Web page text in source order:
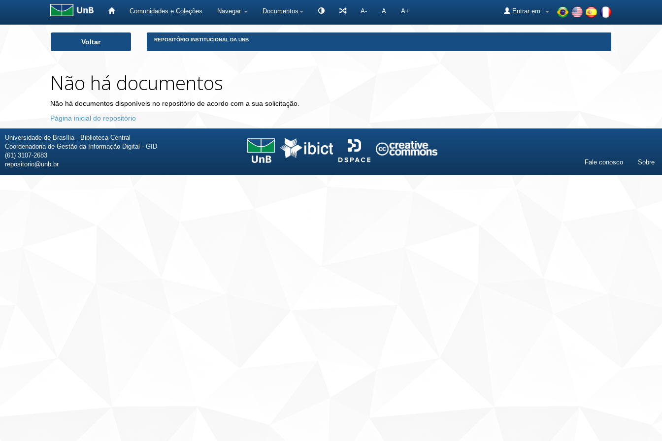
Comunidades e Coleções Navegar Documentos A- A A+ Entrar em:
Voltar REPOSITÓRIO INSTITUCIONAL DA UNB
Não há documentos
Não há documentos disponíveis no repositório de acordo com a sua solicitação.
Página inicial do repositório
Universidade de Brasília - Biblioteca Central
Coordenadoria de Gestão da Informação Digital - GID
(61) 3107-2683
repositorio@unb.br
Fale conosco Sobre